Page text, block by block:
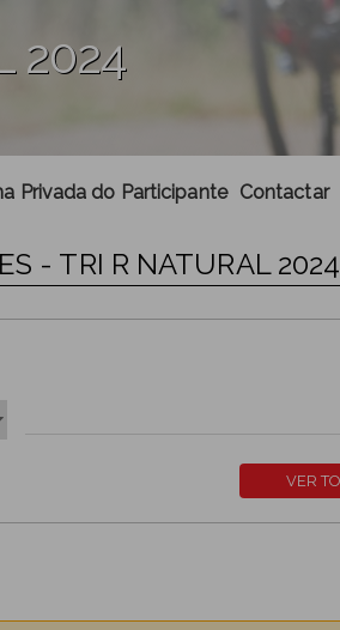
2024
Privada do Participante Contactar
- TRI R NATURAL 2024